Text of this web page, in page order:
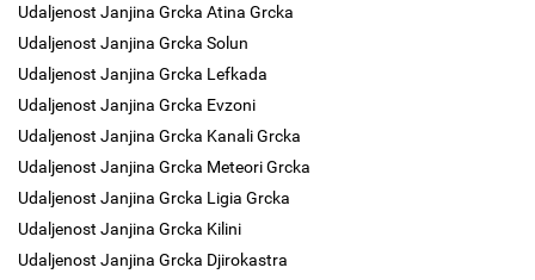
Udaljenost Janjina Grcka Atina Grcka
Udaljenost Janjina Grcka Solun
Udaljenost Janjina Grcka Lefkada
Udaljenost Janjina Grcka Evzoni
Udaljenost Janjina Grcka Kanali Grcka
Udaljenost Janjina Grcka Meteori Grcka
Udaljenost Janjina Grcka Ligia Grcka
Udaljenost Janjina Grcka Kilini
Udaljenost Janjina Grcka Djirokastra